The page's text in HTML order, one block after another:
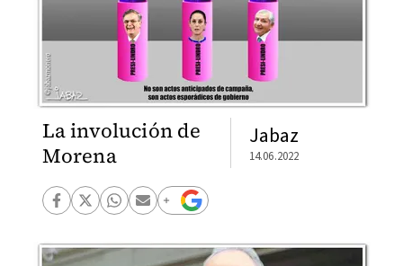
La involución de
Morena
Jabaz
14.06.2022